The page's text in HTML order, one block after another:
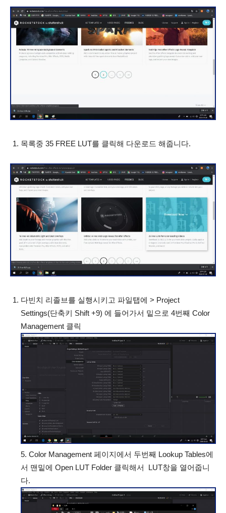
목록중 35 FREE LUT를 클릭해 다운로드 해줍니다.
다빈치 리졸브를 실행시키고 파일탭에 > Project
Settings(단축키 Shift +9) 에 들어가서 밑으로 4번째 Color
Management 클릭
5. Color Management 페이지에서 두번째 Lookup Tables에
서 맨밑에 Open LUT Folder 클릭해서 LUT창을 열어줍니
다.